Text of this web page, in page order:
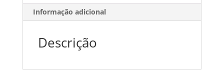
Informação adicional
Descrição